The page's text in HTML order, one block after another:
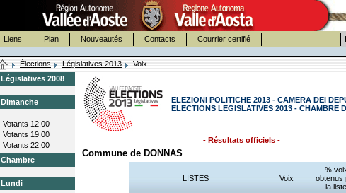
Liens Plan Nouveautés Contacts Courrier certifié
Élections Législatives 2013
Voix
Législatives 2008
Dimanche
Votants 12.00
Votants 19.00
Votants 22.00
Chambre
Lundi
ELEZIONI POLITICHE 2013 - CAMERA DEI
ELECTIONS LEGISLATIVES 2013 - CHAMBRE
- Résultats officiels -
Commune de DONNAS
LISTES Voix
%
obtenus
la liste